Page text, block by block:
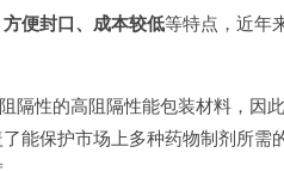
便封口、成本较低等特点，近年
性的高阻隔性能包装材料，因
能保护市场上多种药物制剂所